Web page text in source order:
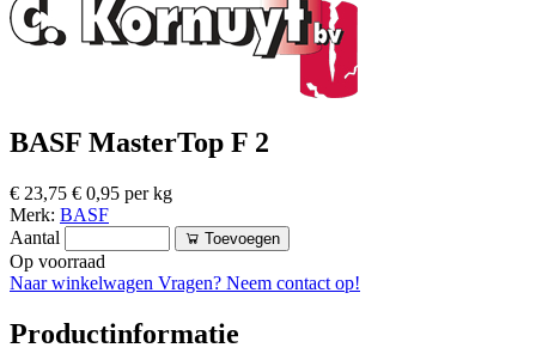
BASF MasterTop F 2
€ 23,75 € 0,95 per kg
Merk: BASF
Aantal
Toevoegen
Op voorraad
Naar winkelwagen Vragen? Neem contact op!
Productinformatie